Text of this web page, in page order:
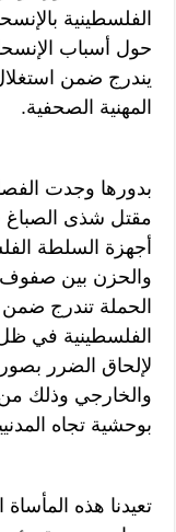
الفلسطينية
حول أسباب
يندرج ضمن
المهنية الصحفية.
بدورها وجدت
مقتل شذى الصباغ
أجهزة السلطة
والحزن بين
الحملة تندرج
الفلسطينية في ظل
لإلحاق الضرر
والخارجي وذلك
بوحشية تجاه
تعيدنا هذه